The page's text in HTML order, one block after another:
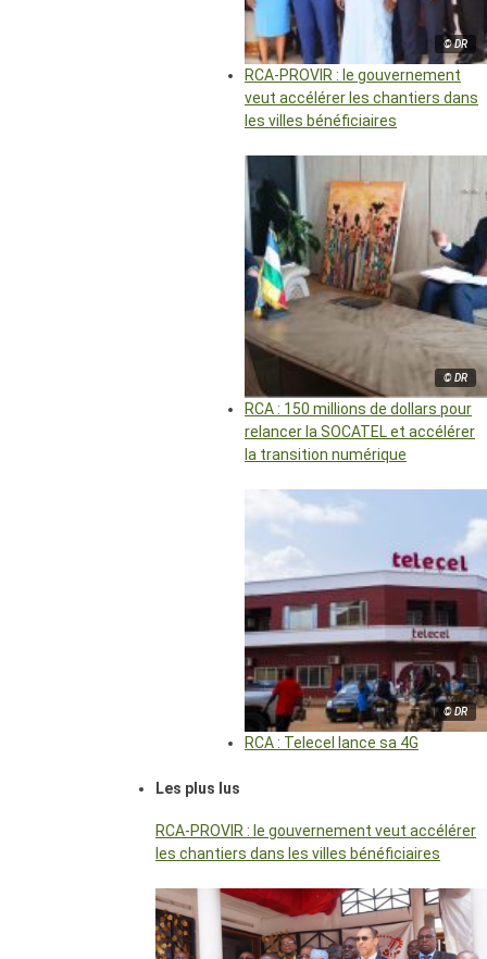
© DR
RCA-PROVIR : le gouvernement
veut accélérer les chantiers dans
les villes bénéficiaires
© DR
RCA : 150 millions de dollars pour
relancer la SOCATEL et accélérer
la transition numérique
© DR
RCA : Telecel lance sa 4G
Les plus lus
RCA-PROVIR : le gouvernement veut accélérer
les chantiers dans les villes bénéficiaires